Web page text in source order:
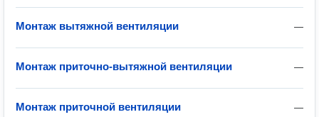
—
Монтаж вытяжной вентиляции
—
Монтаж приточно-вытяжной вентиляции
—
Монтаж приточной вентиляции